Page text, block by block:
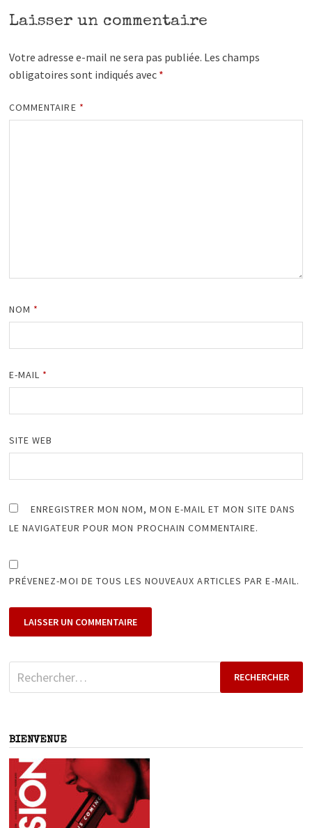
Laisser un commentaire
Votre adresse e-mail ne sera pas publiée. Les champs
obligatoires sont indiqués avec *
COMMENTAIRE *
NOM *
E-MAIL *
SITE WEB
ENREGISTRER MON NOM, MON E-MAIL ET MON SITE DANS
LE NAVIGATEUR POUR MON PROCHAIN COMMENTAIRE.
PRÉVENEZ-MOI DE TOUS LES NOUVEAUX ARTICLES PAR E-MAIL.
Rechercher :
BIENVENUE